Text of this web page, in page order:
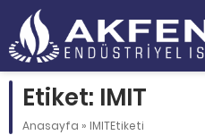
Etiket: IMIT
Anasayfa » IMITEtiketi